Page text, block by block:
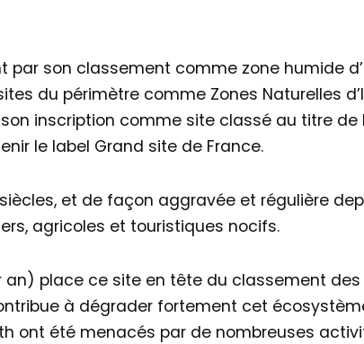
par son classement comme zone humide
du périmètre comme Zones Naturelles
inscription comme site classé au titre de
le label Grand site de France.
et de façon aggravée et régulière
agricoles et touristiques nocifs.
an) place ce site en tête du classement
à dégrader fortement cet
ont été menacés par de nombreuses